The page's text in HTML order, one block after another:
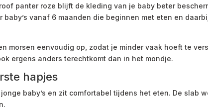
panter roze blijft de kleding van je baby beter
vanaf 6 maanden die beginnen met eten en
morsen eenvoudig op, zodat je minder vaak hoeft te
ergens anders terechtkomt dan in het mondje.
hapjes
baby’s en zit comfortabel tijdens het eten. De slab